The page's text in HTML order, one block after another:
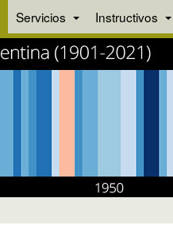
Servicios Instructivos